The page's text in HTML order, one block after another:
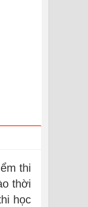
thi
thời
học